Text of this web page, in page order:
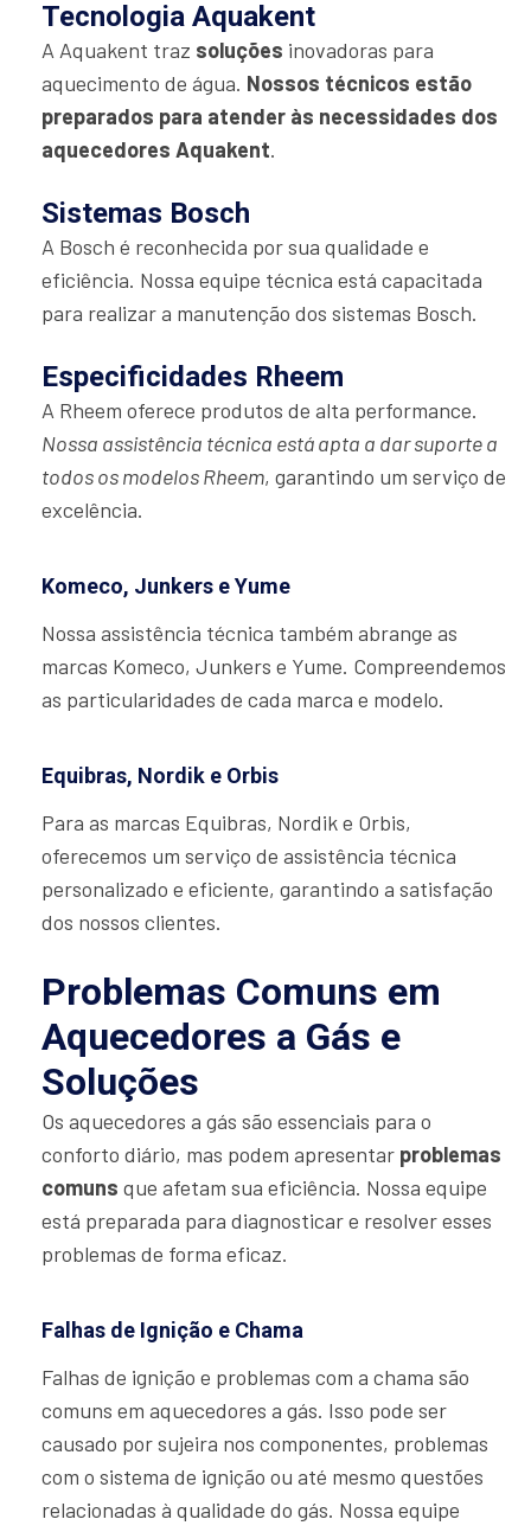
Tecnologia Aquakent
A Aquakent traz soluções inovadoras para
aquecimento de água. Nossos técnicos estão
preparados para atender às necessidades dos
aquecedores Aquakent.
Sistemas Bosch
A Bosch é reconhecida por sua qualidade e
eficiência. Nossa equipe técnica está capacitada
para realizar a manutenção dos sistemas Bosch.
Especificidades Rheem
A Rheem oferece produtos de alta performance.
Nossa assistência técnica está apta a dar suporte a
todos os modelos Rheem, garantindo um serviço de
excelência.
Komeco, Junkers e Yume
Nossa assistência técnica também abrange as
marcas Komeco, Junkers e Yume. Compreendemos
as particularidades de cada marca e modelo.
Equibras, Nordik e Orbis
Para as marcas Equibras, Nordik e Orbis,
oferecemos um serviço de assistência técnica
personalizado e eficiente, garantindo a satisfação
dos nossos clientes.
Problemas Comuns em
Aquecedores a Gás e
Soluções
Os aquecedores a gás são essenciais para o
conforto diário, mas podem apresentar problemas
comuns que afetam sua eficiência. Nossa equipe
está preparada para diagnosticar e resolver esses
problemas de forma eficaz.
Falhas de Ignição e Chama
Falhas de ignição e problemas com a chama são
comuns em aquecedores a gás. Isso pode ser
causado por sujeira nos componentes, problemas
com o sistema de ignição ou até mesmo questões
relacionadas à qualidade do gás. Nossa equipe